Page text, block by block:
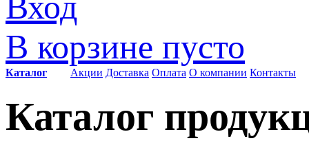
В корзине пусто
Каталог Акции Доставка Оплата О компании Контакты
Каталог